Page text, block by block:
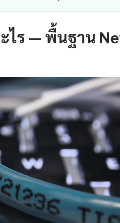
ไร — พื้นฐาน